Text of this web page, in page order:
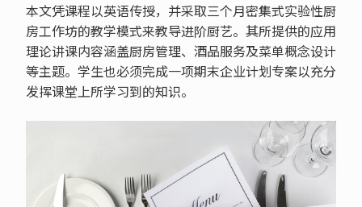
本文凭课程以英语传授，并采取三个月密集式实验性厨
房工作坊的教学模式来教导进阶厨艺。其所提供的应用
理论讲课内容涵盖厨房管理、酒品服务及菜单概念设计
等主题。学生也必须完成一项期末企业计划专案以充分
发挥课堂上所学习到的知识。